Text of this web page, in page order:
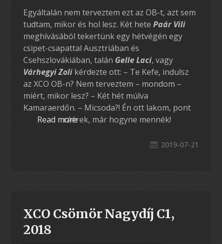
Egyáltalán nem terveztem ezt az OB-t, azt sem
tudtam, mikor és hol lesz. Két hete Paár Vili
meghívásából tekertünk egy hétvégén egy
csipet-csapattal Ausztriában és
Csehszlovákiában, talán Gelle Laci, vagy
Várhegyi Zolikérdezte ott: – Te Kefe, indulsz
az XCO OB-n? Nem terveztem – mondom –
miért, mikor lesz? – Két hét múlva
Kamaraerdőn. – Micsoda?! Én ott lakom, pont
ráérek, már hogyne mennék!
Read more
2019-07-21
XCO Csömör Nagydíj C1,
2018